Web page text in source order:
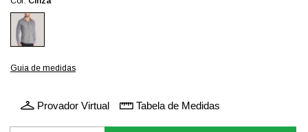
Guia de medidas
Provador Virtual Tabela de Medidas